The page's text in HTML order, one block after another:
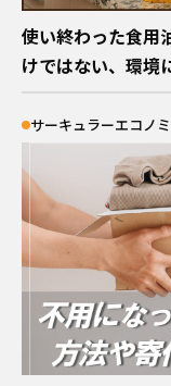
使い終わった食用
けではない、環境
サーキュラーエコノ